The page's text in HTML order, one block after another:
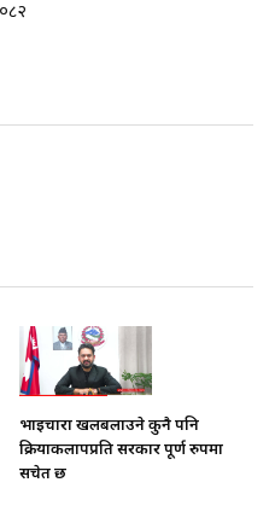
जिउँदै पार्टी कार्यालय जान चाहन्थे
गोपालमान